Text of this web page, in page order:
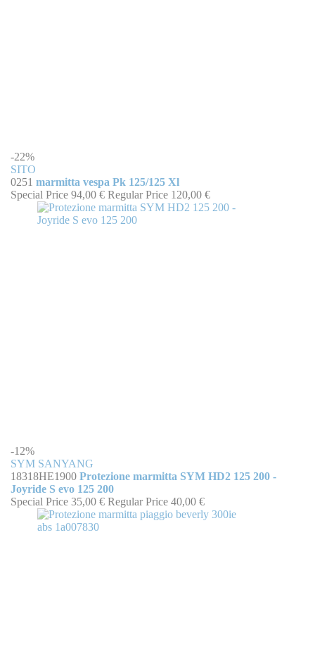
-22%
SITO
0251 marmitta vespa Pk 125/125 Xl
Special Price 94,00 € Regular Price 120,00 €
-12%
SYM SANYANG
18318HE1900 Protezione marmitta SYM HD2 125 200 -
Joyride S evo 125 200
Special Price 35,00 € Regular Price 40,00 €